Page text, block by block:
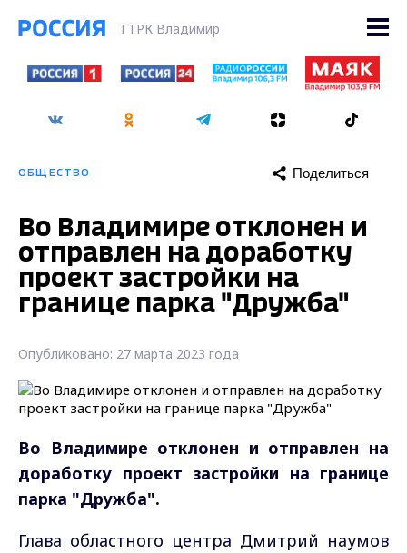
ГТРК Владимир
ОБЩЕСТВО Поделиться
Во Владимире отклонен и
отправлен на доработку
проект застройки на
границе парка "Дружба"
Опубликовано: 27 марта 2023 года
Во Владимире отклонен и отправлен на
доработку проект застройки на границе
парка "Дружба".
Глава областного центра Дмитрий наумов